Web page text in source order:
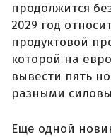
продолжится
2029 год
продуктовой
которой на
вывести пять
разными
Еще одной